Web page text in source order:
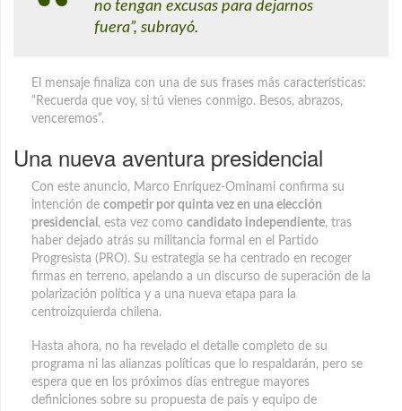
no tengan excusas para dejarnos
fuera”, subrayó.
El mensaje finaliza con una de sus frases más características:
“Recuerda que voy, si tú vienes conmigo. Besos, abrazos,
venceremos”.
Una nueva aventura presidencial
Con este anuncio, Marco Enríquez-Ominami confirma su
intención de competir por quinta vez en una elección
presidencial , esta vez como candidato independiente, tras
haber dejado atrás su militancia formal en el Partido
Progresista (PRO). Su estrategia se ha centrado en recoger
firmas en terreno, apelando a un discurso de superación de la
polarización política y a una nueva etapa para la
centroizquierda chilena.
Hasta ahora, no ha revelado el detalle completo de su
programa ni las alianzas políticas que lo respaldarán, pero se
espera que en los próximos días entregue mayores
definiciones sobre su propuesta de país y equipo de